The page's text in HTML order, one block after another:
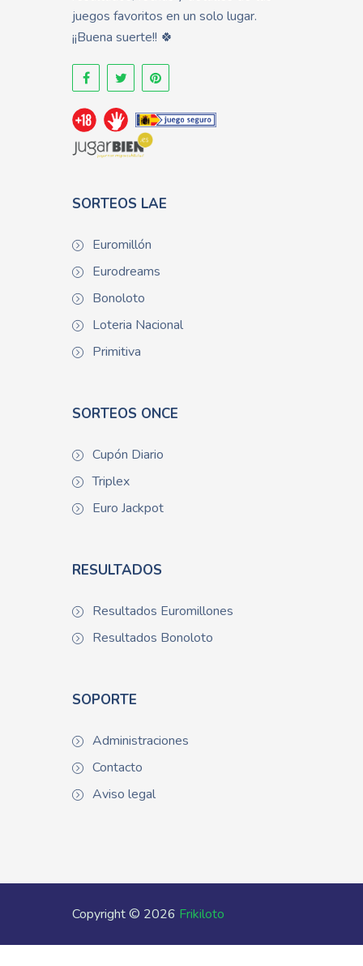
juegos favoritos en un solo lugar.
¡¡Buena suerte!! 🍀
SORTEOS LAE
Euromillón
Eurodreams
Bonoloto
Loteria Nacional
Primitiva
SORTEOS ONCE
Cupón Diario
Triplex
Euro Jackpot
RESULTADOS
Resultados Euromillones
Resultados Bonoloto
SOPORTE
Administraciones
Contacto
Aviso legal
Copyright © 2026 Frikiloto